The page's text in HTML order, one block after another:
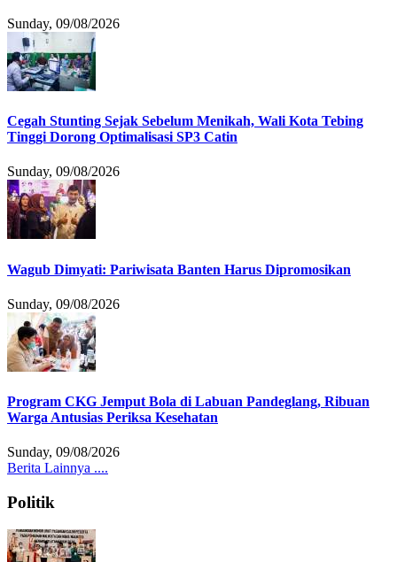
Sunday, 09/08/2026
Cegah Stunting Sejak Sebelum Menikah, Wali Kota Tebing
Tinggi Dorong Optimalisasi SP3 Catin
Sunday, 09/08/2026
Wagub Dimyati: Pariwisata Banten Harus Dipromosikan
Sunday, 09/08/2026
Program CKG Jemput Bola di Labuan Pandeglang, Ribuan
Warga Antusias Periksa Kesehatan
Sunday, 09/08/2026
Berita Lainnya ....
Politik